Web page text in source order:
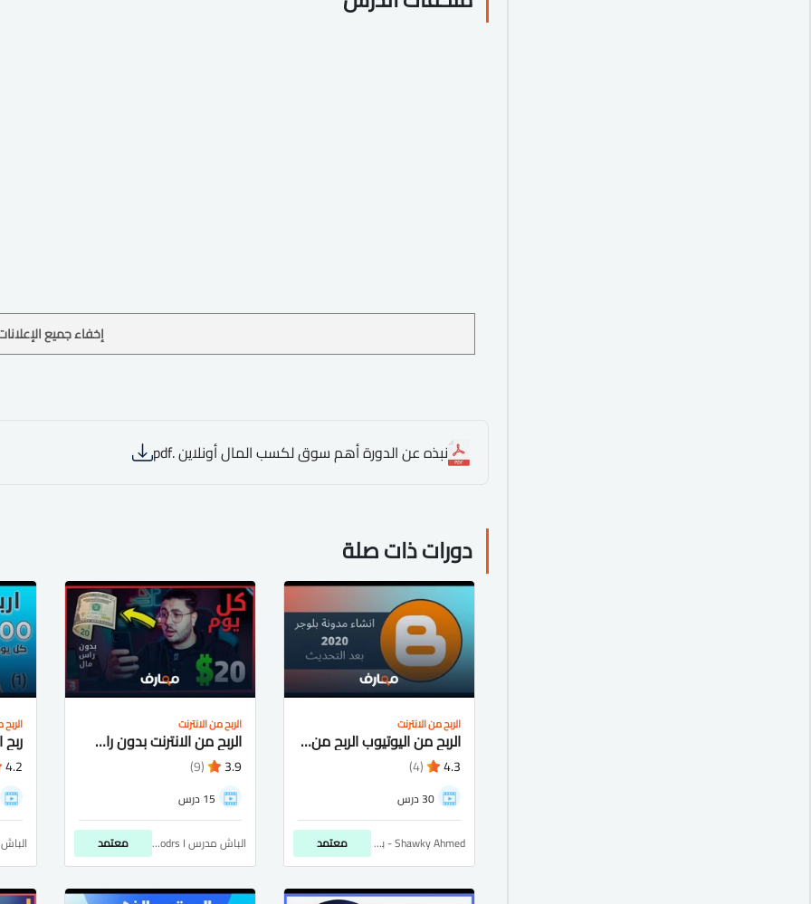
إخفاء جميع
نبذه عن الدورة أهم سوق لكسب المال أونلاين .pdf
دورات ذات صلة
الربح من الانترنت
الربح من اليوتيوب الربح من بلوجر
4.3
(4)
30 درس
Shawky Ahmed - بلوتو معتمد
الربح من الانترنت
الربح من الانترنت بدون راس مال للمبتدئين
3.9
(9)
15 درس
الباش مدرس Bash Modrs I معتمد
4.2